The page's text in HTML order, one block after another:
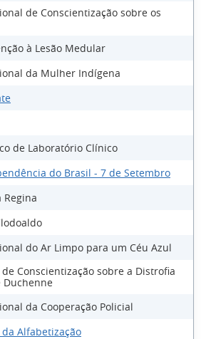
de Conscientização sobre os
à Lesão Medular
da Mulher Indígena
de Laboratório Clínico
do Brasil - 7 de Setembro
Regina
do Ar Limpo para um Céu Azul
Conscientização sobre a Distrofia
Duchenne
da Cooperação Policial
Alfabetização